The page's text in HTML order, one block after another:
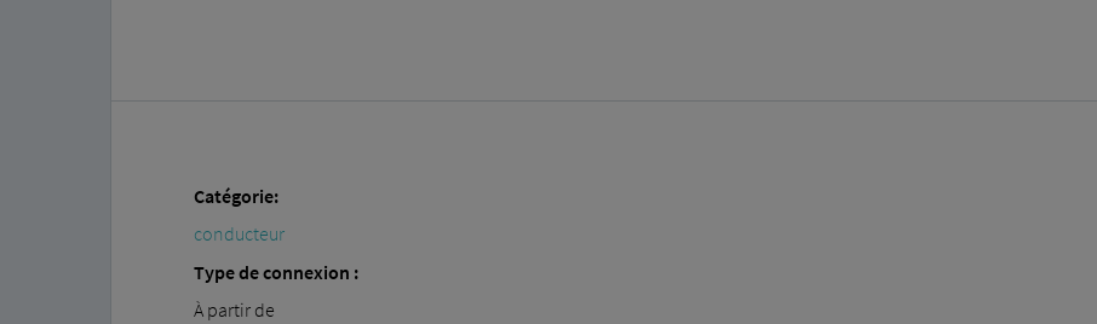
Catégorie:
conducteur
Type de connexion :
À partir de